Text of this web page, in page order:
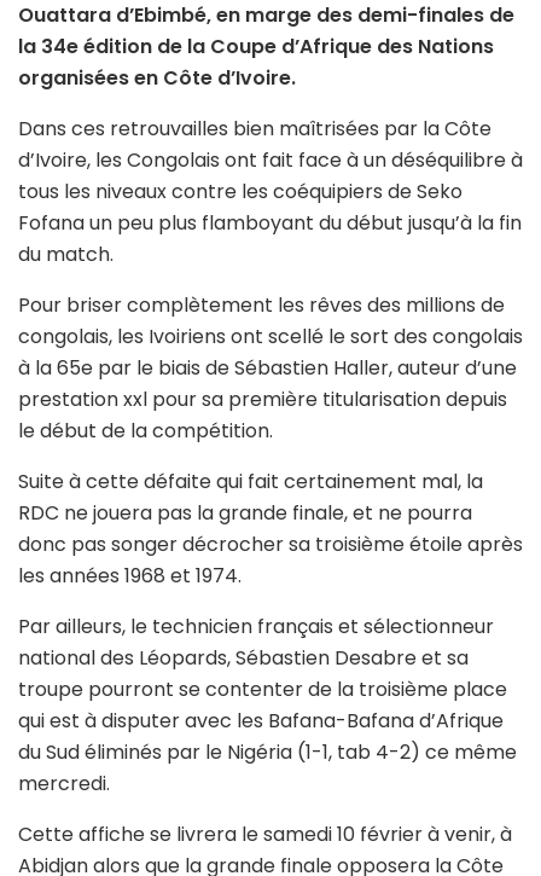
Ouattara d’Ebimbé, en marge des demi-finales de
la 34e édition de la Coupe d’Afrique des Nations
organisées en Côte d’Ivoire.
Dans ces retrouvailles bien maîtrisées par la Côte
d’Ivoire, les Congolais ont fait face à un déséquilibre à
tous les niveaux contre les coéquipiers de Seko
Fofana un peu plus flamboyant du début jusqu’à la fin
du match.
Pour briser complètement les rêves des millions de
congolais, les Ivoiriens ont scellé le sort des congolais
à la 65e par le biais de Sébastien Haller, auteur d’une
prestation xxl pour sa première titularisation depuis
le début de la compétition.
Suite à cette défaite qui fait certainement mal, la
RDC ne jouera pas la grande finale, et ne pourra
donc pas songer décrocher sa troisième étoile après
les années 1968 et 1974.
Par ailleurs, le technicien français et sélectionneur
national des Léopards, Sébastien Desabre et sa
troupe pourront se contenter de la troisième place
qui est à disputer avec les Bafana-Bafana d’Afrique
du Sud éliminés par le Nigéria (1-1, tab 4-2) ce même
mercredi.
Cette affiche se livrera le samedi 10 février à venir, à
Abidjan alors que la grande finale opposera la Côte